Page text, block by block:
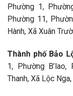
Phường 1,
Phường 11,
Hành, Xã Xuân
Thành phố Bảo
1, Phường
Thanh, Xã Lộc